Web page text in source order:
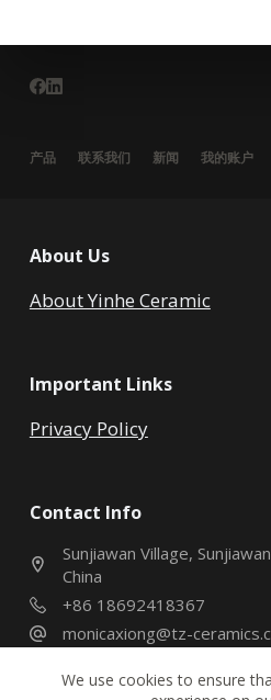
We use cookies to ensure
产品 联系我们 新闻 我的账户
About Us
About Yinhe Ceramic
Important Links
Privacy Policy
Contact Info
Sunjiawan Village,
China
+86 18692418367
monicaxiong@tz-